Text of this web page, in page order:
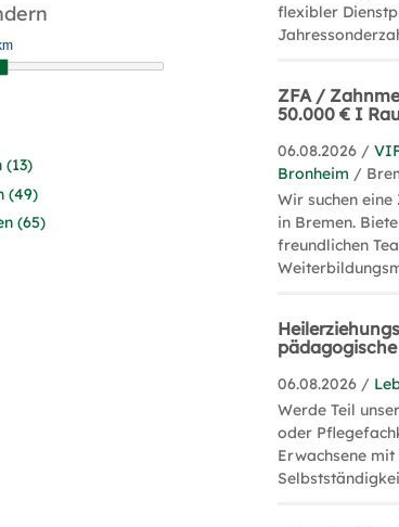
(13)
(49)
(65)
flexibler
ZFA /
50.000 € I
06.08.2026 /
Bronheim /
Wir suchen
in Bremen.
freundlichen
06.08.2026 /
Werde Teil
oder
Erwachsene